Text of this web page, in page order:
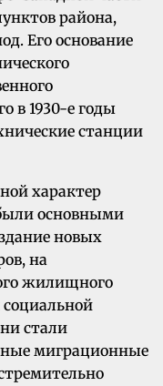
района,
Его основание
в 1930-е годы
станции
характер
основными
новых
на
жилищного
стали
миграционные